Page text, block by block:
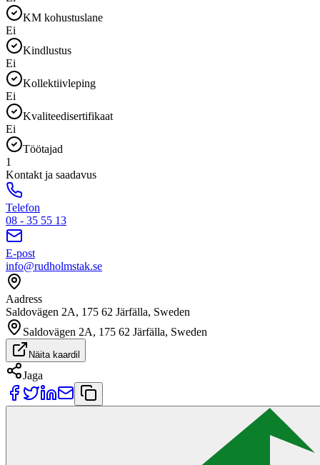
KM kohustuslane
Ei
Kindlustus
Ei
Kollektiivleping
Ei
Kvaliteedisertifikaat
Ei
Töötajad
1
Kontakt ja saadavus
Telefon
08 - 35 55 13
E-post
info@rudholmstak.se
Aadress
Saldovägen 2A, 175 62 Järfälla, Sweden
Saldovägen 2A, 175 62 Järfälla, Sweden
Näita kaardil
Jaga